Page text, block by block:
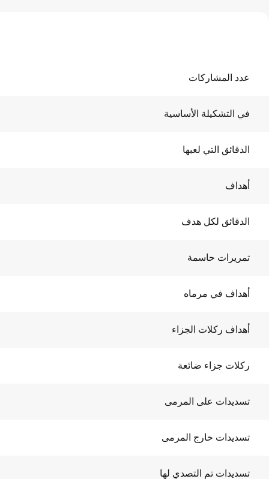
عدد المشاركات
في التشكيلة الأساسية
الدقائق التي لعبها
أهداف
الدقائق لكل هدف
تمريرات حاسمة
أهداف في مرماه
أهداف ركلات الجزاء
ركلات جزاء ضائعة
تسديدات على المرمى
تسديدات خارج المرمى
تسديدات تم التصدي لها